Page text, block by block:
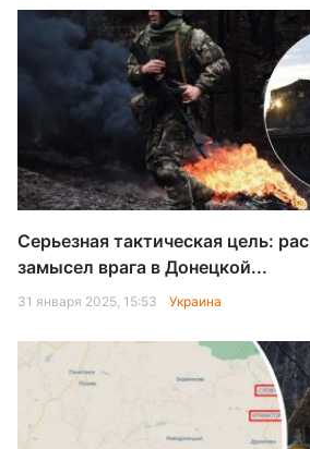
Серьезная тактическая цель:
замысел врага в Донецкой...
31 января 2025, 15:53 Украина